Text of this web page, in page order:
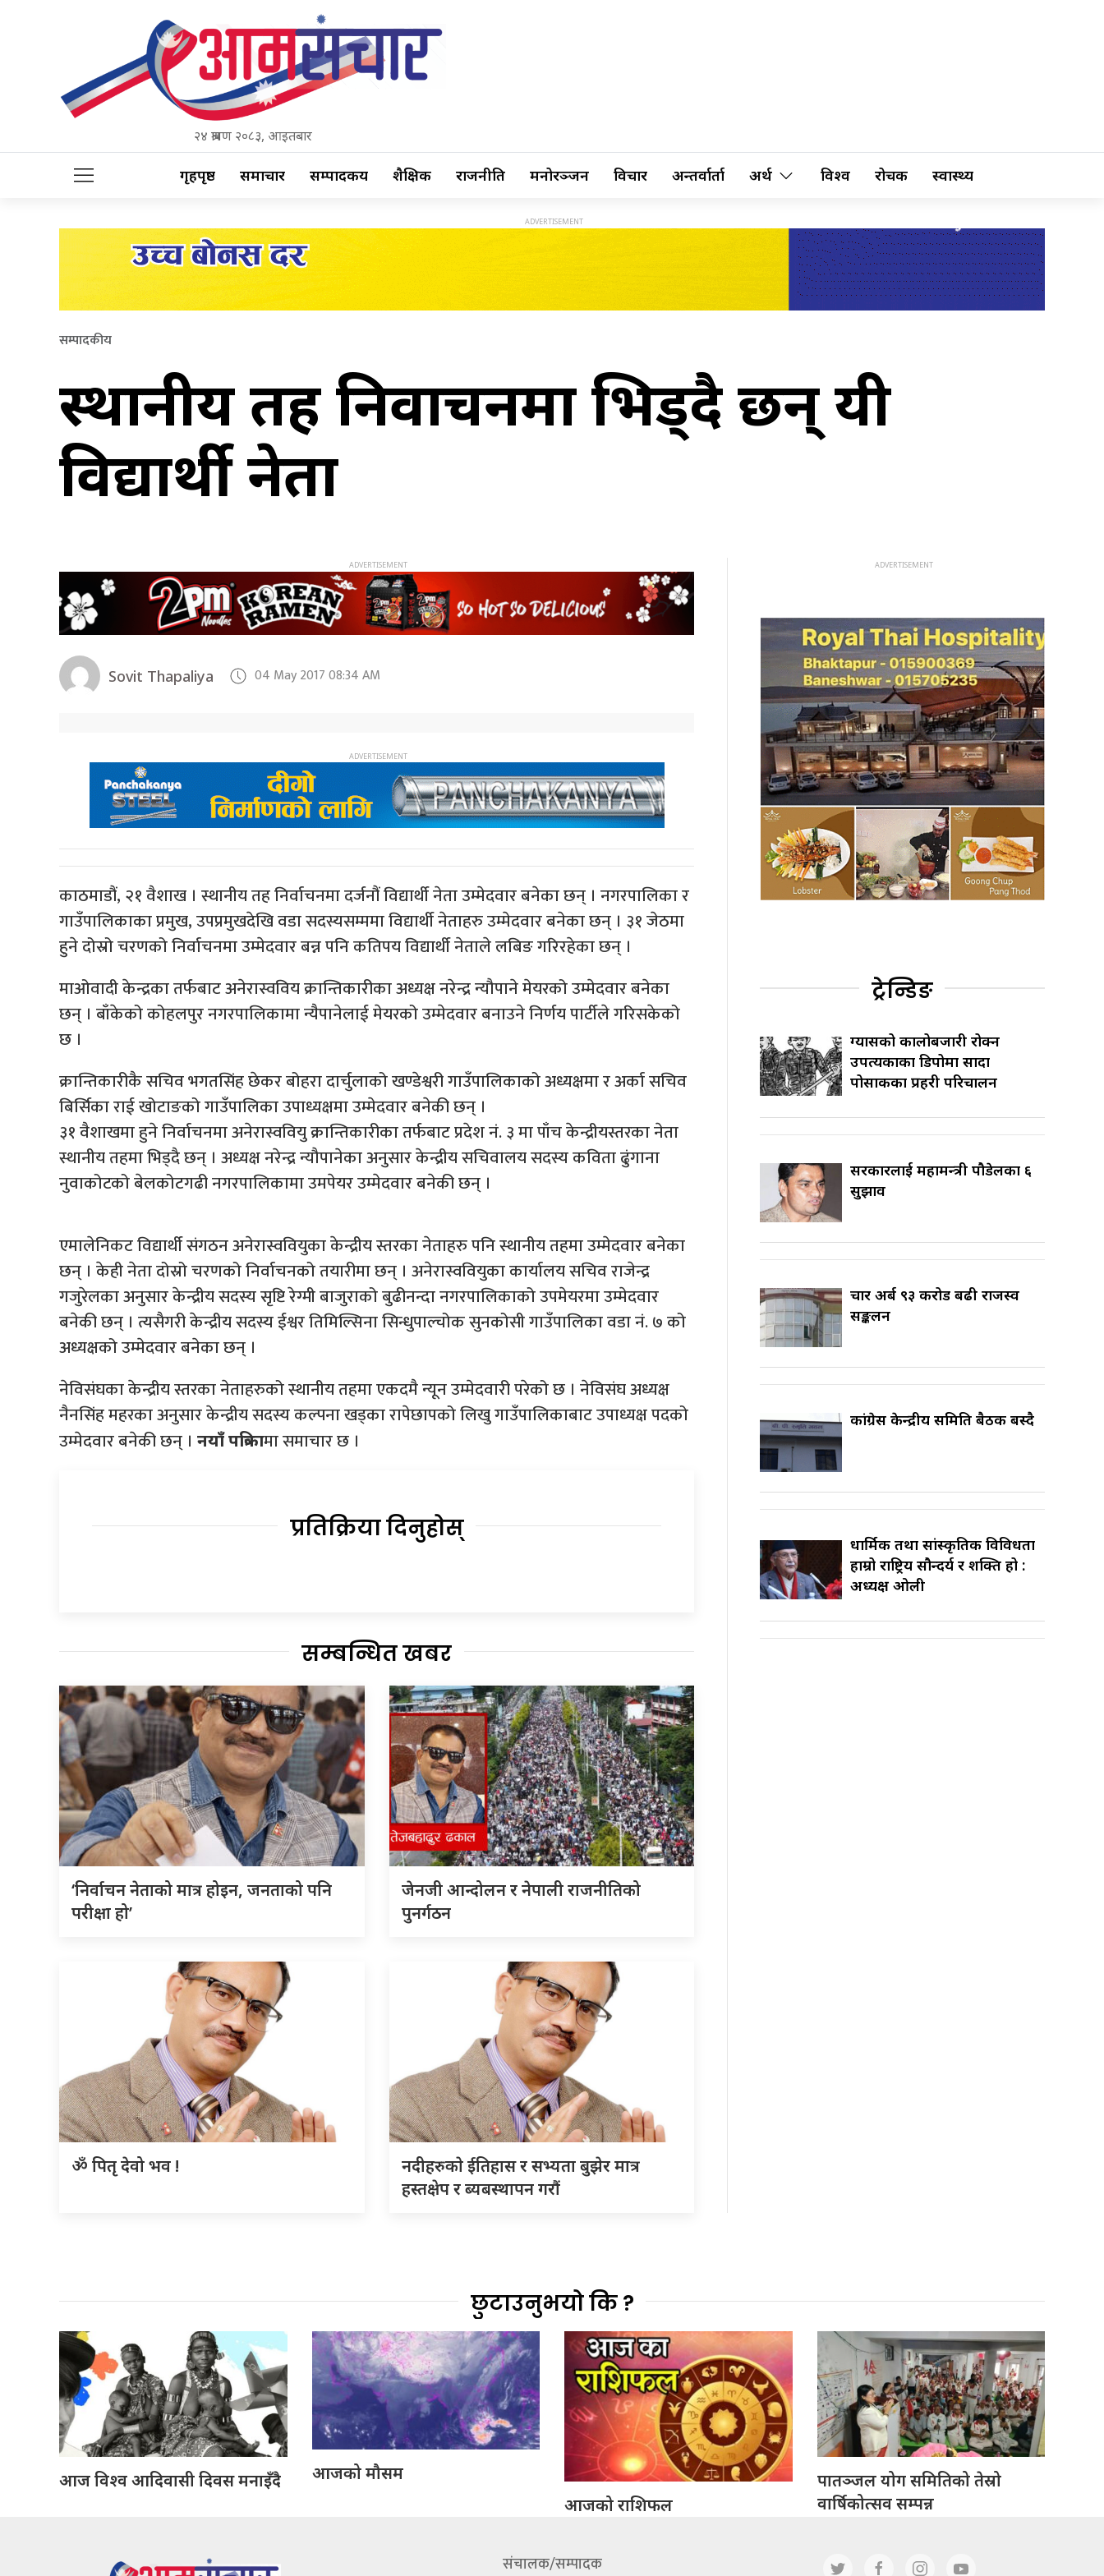
२४ श्रावण २०८३, आइतबार
गृहपृष्ठ समाचार सम्पादकीय शैक्षिक राजनीति मनोरञ्जन विचार अन्तर्वार्ता अर्थ विश्व रोचक स्वास्थ्य
सम्पादकीय
स्थानीय तह निर्वाचनमा भिड्दै छन् यी
विद्यार्थी नेता
Sovit Thapaliya 04 May 2017 08:34 AM
काठमाडौं, २१ वैशाख । स्थानीय तह निर्वाचनमा दर्जनौं विद्यार्थी नेता उम्मेदवार बनेका छन् । नगरपालिका र
गाउँपालिकाका प्रमुख, उपप्रमुखदेखि वडा सदस्यसम्ममा विद्यार्थी नेताहरु उम्मेदवार बनेका छन् । ३१ जेठमा
हुने दोस्रो चरणको निर्वाचनमा उम्मेदवार बन्न पनि कतिपय विद्यार्थी नेताले लबिङ गरिरहेका छन् ।
माओवादी केन्द्रका तर्फबाट अनेरास्वविय क्रान्तिकारीका अध्यक्ष नरेन्द्र न्यौपाने मेयरको उम्मेदवार बनेका
छन् । बाँकेको कोहलपुर नगरपालिकामा न्यैपानेलाई मेयरको उम्मेदवार बनाउने निर्णय पार्टीले गरिसकेको
छ ।
क्रान्तिकारीकै सचिव भगतसिंह छेकर बोहरा दार्चुलाको खण्डेश्वरी गाउँपालिकाको अध्यक्षमा र अर्का सचिव
बिर्सिका राई खोटाङको गाउँपालिका उपाध्यक्षमा उम्मेदवार बनेकी छन् ।
३१ वैशाखमा हुने निर्वाचनमा अनेरास्ववियु क्रान्तिकारीका तर्फबाट प्रदेश नं. ३ मा पाँच केन्द्रीयस्तरका नेता
स्थानीय तहमा भिड्दै छन् । अध्यक्ष नरेन्द्र न्यौपानेका अनुसार केन्द्रीय सचिवालय सदस्य कविता ढुंगाना
नुवाकोटको बेलकोटगढी नगरपालिकामा उमपेयर उम्मेदवार बनेकी छन् ।
एमालेनिकट विद्यार्थी संगठन अनेरास्ववियुका केन्द्रीय स्तरका नेताहरु पनि स्थानीय तहमा उम्मेदवार बनेका
छन् । केही नेता दोस्रो चरणको निर्वाचनको तयारीमा छन् । अनेरास्ववियुका कार्यालय सचिव राजेन्द्र
गजुरेलका अनुसार केन्द्रीय सदस्य सृष्टि रेग्मी बाजुराको बुढीनन्दा नगरपालिकाको उपमेयरमा उम्मेदवार
बनेकी छन् । त्यसैगरी केन्द्रीय सदस्य ईश्वर तिमिल्सिना सिन्धुपाल्चोक सुनकोसी गाउँपालिका वडा नं. ७ को
अध्यक्षको उम्मेदवार बनेका छन् ।
नेविसंघका केन्द्रीय स्तरका नेताहरुको स्थानीय तहमा एकदमै न्यून उम्मेदवारी परेको छ । नेविसंघ अध्यक्ष
नैनसिंह महरका अनुसार केन्द्रीय सदस्य कल्पना खड्का रापेछापको लिखु गाउँपालिकाबाट उपाध्यक्ष पदको
उम्मेदवार बनेकी छन् । नयाँ पत्रिकामा समाचार छ ।
प्रतिक्रिया दिनुहोस्
सम्बन्धित खबर
‘निर्वाचन नेताको मात्र होइन, जनताको पनि
परीक्षा हो’
जेनजी आन्दोलन र नेपाली राजनीतिको
पुनर्गठन
ॐ पितृ देवो भव !
नदीहरुकाे ईतिहास र सभ्यता बुझेर मात्र
हस्तक्षेप र ब्यबस्थापन गराैं
ट्रेन्डिङ
ग्यासको कालोबजारी रोक्न
उपत्यकाका डिपोमा सादा
पोसाकका प्रहरी परिचालन
सरकारलाई महामन्त्री पौडेलका ६
सुझाव
चार अर्ब ९३ करोड बढी राजस्व
सङ्कलन
कांग्रेस केन्द्रीय समिति बैठक बस्दै
धार्मिक तथा सांस्कृतिक विविधता
हाम्रो राष्ट्रिय सौन्दर्य र शक्ति हो :
अध्यक्ष ओली
छुटाउनुभयो कि ?
आज विश्व आदिवासी दिवस मनाइँदै
आजको मौसम
आजको राशिफल
पातञ्जल योग समितिको तेस्रो
वार्षिकोत्सव सम्पन्न
संचालक/सम्पादक